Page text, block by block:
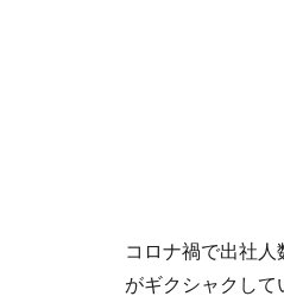
コロナ禍で出社
がギクシャクして